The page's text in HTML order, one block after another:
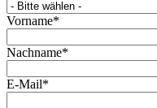
Vorname*
Nachname*
E-Mail*